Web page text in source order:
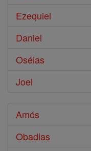
Ezequiel
Daniel
Oséias
Joel
Amós
Obadias